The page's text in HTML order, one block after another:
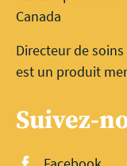
Canada
Directeur de
est un produit
Suivez-